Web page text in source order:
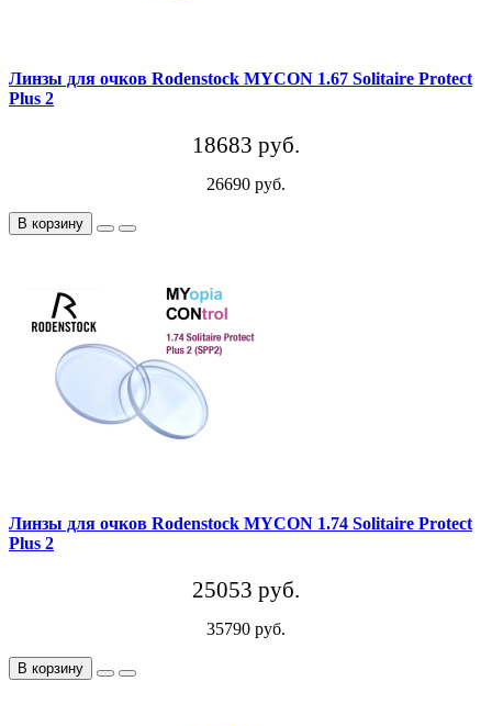
Линзы для очков Rodenstock MYCON 1.67 Solitaire Protect
Plus 2
18683 руб.
26690 руб.
В корзину
Линзы для очков Rodenstock MYCON 1.74 Solitaire Protect
Plus 2
25053 руб.
35790 руб.
В корзину